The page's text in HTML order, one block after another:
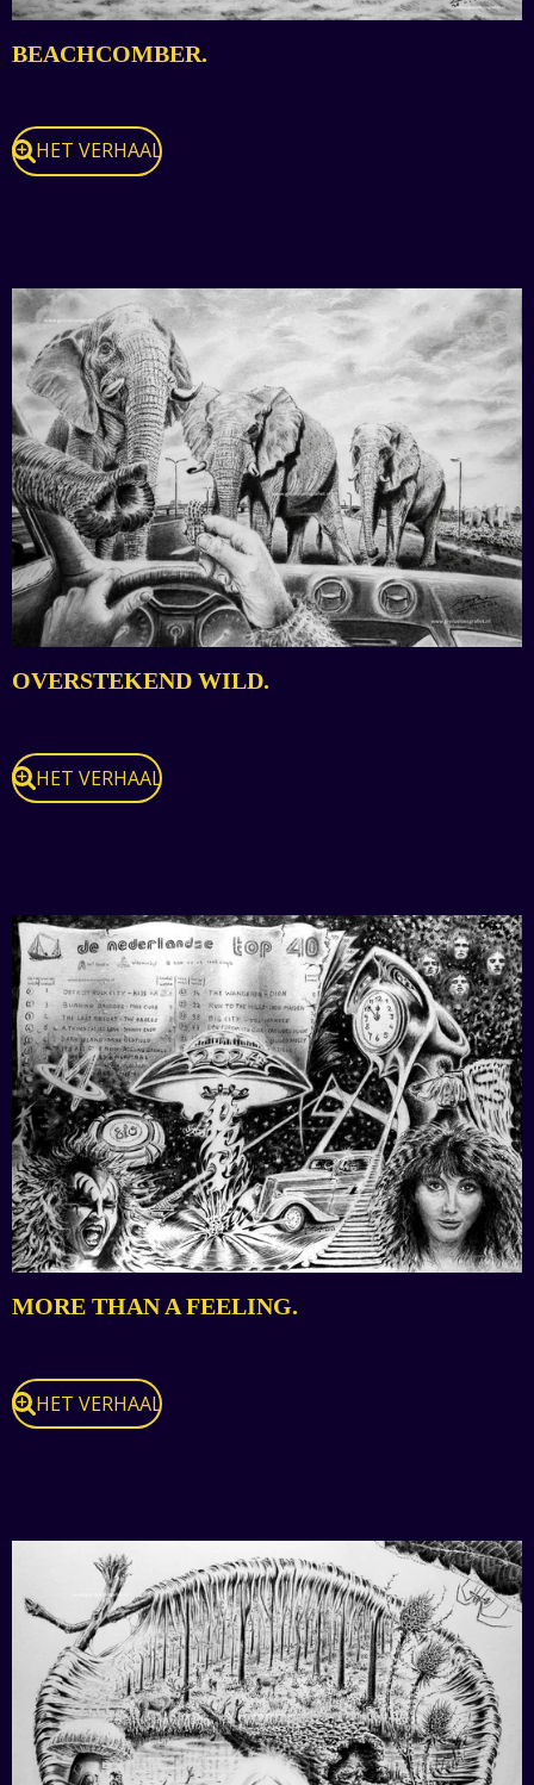
BEACHCOMBER.
HET VERHAAL
OVERSTEKEND WILD.
HET VERHAAL
MORE THAN A FEELING.
HET VERHAAL